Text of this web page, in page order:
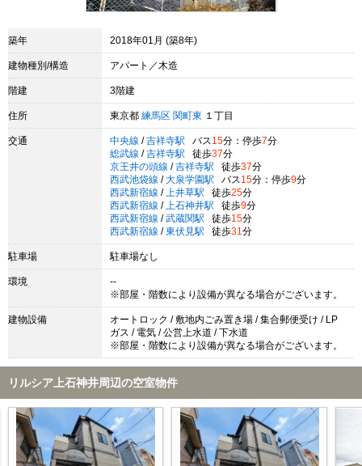
築年 2018年01月 (築8年)
建物種別/構造 アパート／木造
階建 3階建
住所 東京都 練馬区 関町東 １丁目
交通 中央線 / 吉祥寺駅 バス 15分：停歩7分
総武線 / 吉祥寺駅 徒歩37分
京王井の頭線 / 吉祥寺駅 徒歩37分
西武池袋線 / 大泉学園駅 バス 15分：停歩9分
西武新宿線 / 上井草駅 徒歩25分
西武新宿線 / 上石神井駅 徒歩9分
西武新宿線 / 武蔵関駅 徒歩15分
西武新宿線 / 東伏見駅 徒歩31 分
駐車場 駐車場なし
環境
--
※部屋・階数により設備が異なる場合がございます。
建物設備
オートロック / 敷地内ごみ置き場 / 集合郵便受け / LP
ガス / 電気 / 公営上水道 / 下水道
※部屋・階数により設備が異なる場合がございます。
リルシア上石神井周辺の空室物件